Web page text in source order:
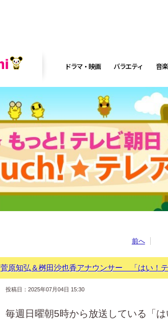
ドラマ・映画 バラエティ 音楽
前へ
菅原知弘＆桝田沙也香アナウンサー 「はい！
投稿日：2025年07月04日 15:30
毎週日曜朝5時から放送している「は